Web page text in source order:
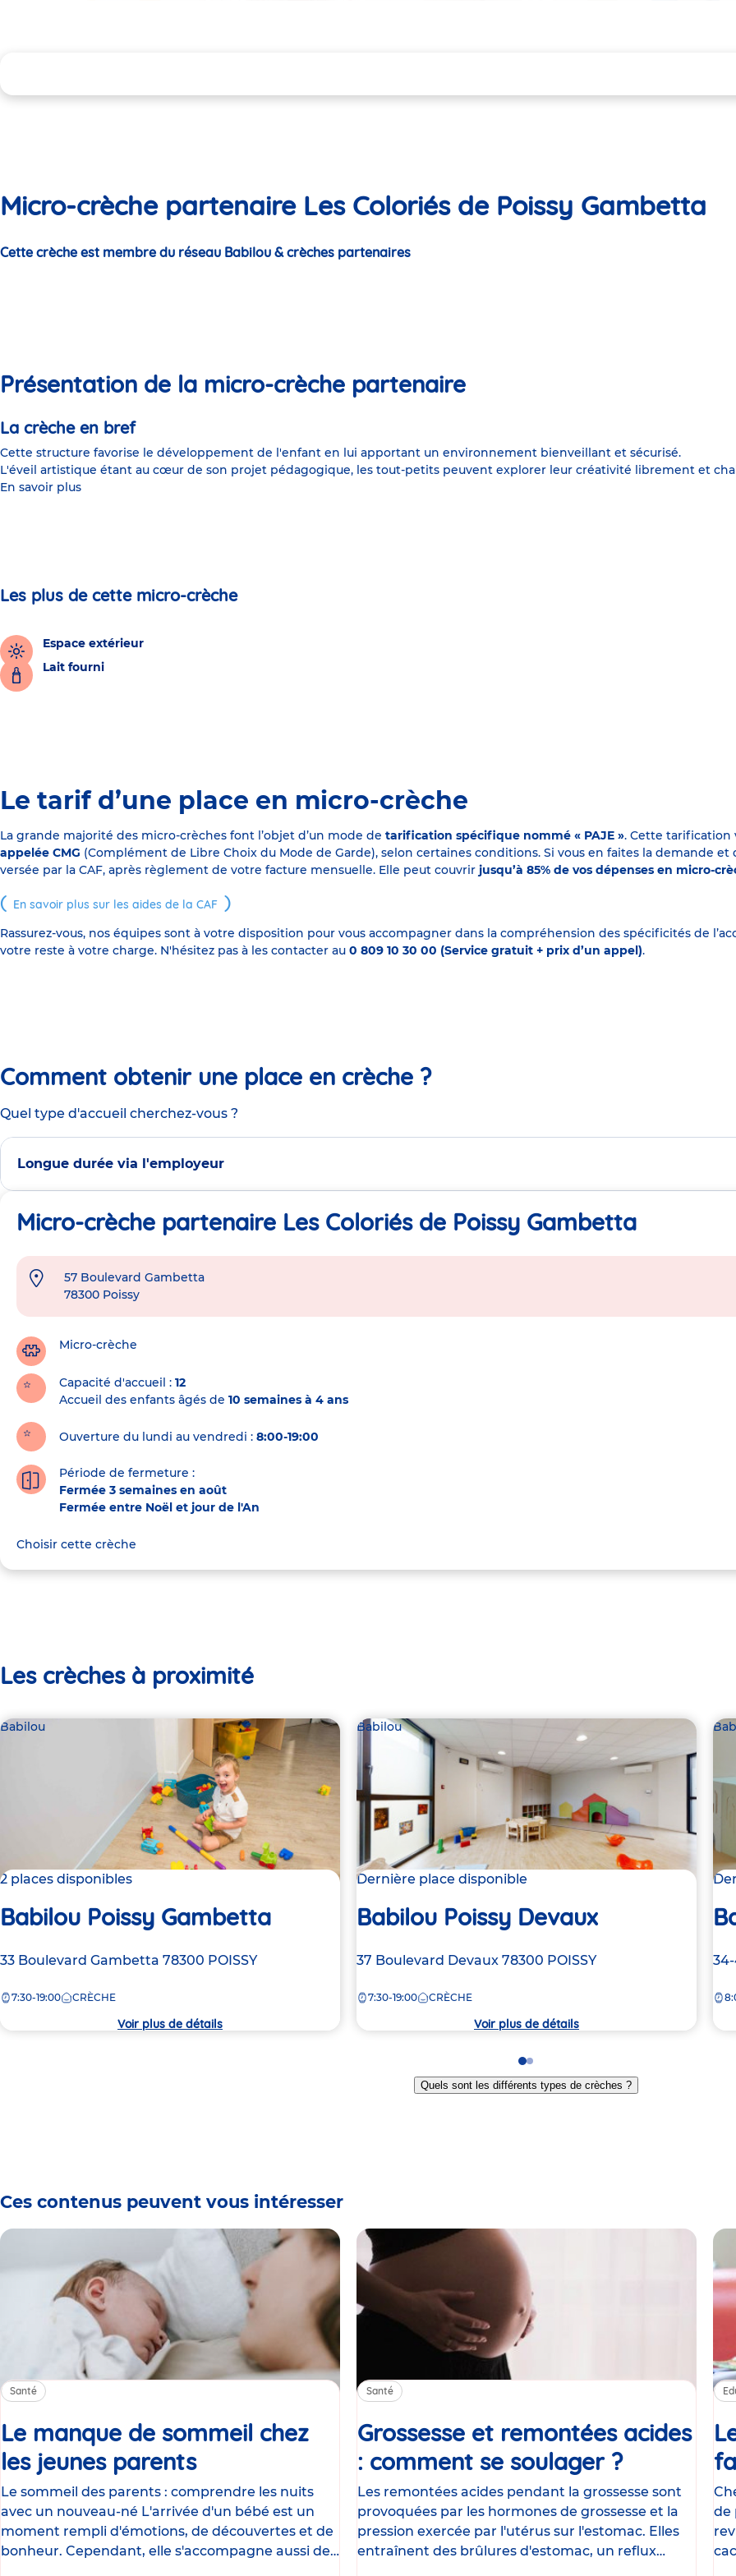
Micro-crèche partenaire Les Coloriés de Poissy Gambetta
Cette crèche est membre du réseau Babilou & crèches partenaires
Présentation de la micro-crèche partenaire
La crèche en bref
Cette structure favorise le développement de l'enfant en lui apportant un environnement bienveillant et sécurisé.
L'éveil artistique étant au cœur de son projet pédagogique, les tout-petits peuvent explorer leur créativité librement et
En savoir plus
Les plus de cette micro-crèche
Espace extérieur
Lait fourni
Le tarif d’une place en micro-crèche
La grande majorité des micro-crèches font l’objet d’un mode de tarification spécifique nommé « PAJE ». Cette tarification
appelée CMG (Complément de Libre Choix du Mode de Garde), selon certaines conditions. Si vous en faites la demande
versée par la CAF, après règlement de votre facture mensuelle. Elle peut couvrir jusqu’à 85% de vos dépenses en micro-
En savoir plus sur les aides de la CAF
Rassurez-vous, nos équipes sont à votre disposition pour vous accompagner dans la compréhension des spécificités de
votre reste à votre charge. N'hésitez pas à les contacter au 0 809 10 30 00 (Service gratuit + prix d’un appel).
Comment obtenir une place en crèche ?
Quel type d'accueil cherchez-vous ?
Longue durée via l'employeur
Micro-crèche partenaire Les Coloriés de Poissy Gambetta
Adresse
crèche
57 Boulevard Gambetta
78300 Poissy
Micro-crèche
Capacité d'accueil
12
Accueil des enfants âgés de 10 semaines à 4 ans
Ouverture du lundi au vendredi : 8:00-19:00
Période de fermeture :
Fermée 3 semaines en août
Fermée entre Noël et jour de l'An
Choisir cette crèche
Les crèches à proximité
Babilou
2 places disponibles
Babilou Poissy Gambetta
Adresse
la
33 Boulevard Gambetta 78300 POISSY
7:30-19:00 CRÈCHE
Voir plus de détails
Babilou
Dernière place disponible
Babilou Poissy Devaux
Adresse
la
37 Boulevard Devaux 78300 POISSY
7:30-19:00 CRÈCHE
Voir plus de détails
la
Go
to
slide
Go
to
slide
Quels sont les différents types de crèches ?
Ces contenus peuvent vous intéresser
Santé
Le manque de sommeil chez
les jeunes parentsArticle
Le sommeil des parents : comprendre les nuits
avec un nouveau-né L'arrivée d'un bébé est un
moment rempli d'émotions, de découvertes et de
bonheur. Cependant, elle s'accompagne aussi de
Santé
Grossesse et remontées acides
: comment se soulager ?Article
Les remontées acides pendant la grossesse sont
provoquées par les hormones de grossesse et la
pression exercée par l'utérus sur l'estomac. Elles
entraînent des brûlures d'estomac, un reflux
de